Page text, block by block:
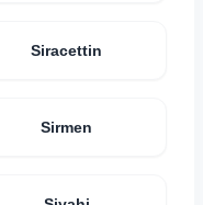
Siracettin
Sirmen